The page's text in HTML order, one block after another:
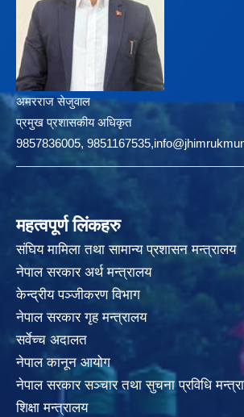
अमरराज सेजुवाल
प्रमुख प्रशासकीय अधिकृत
9857836005,
महत्वपूर्ण लिंकहरु
संघिय मामिला तथा सामान्य प्रशासन मन्त्रालय
नेपाल सरकार अर्थ मन्त्रालय
केन्द्रीय पञ्जीकरण विभाग
नेपाल सरकार गृह मन्त्रालय
सर्वेच्च अदालत
नेपाल कानून आयोग
नेपाल सरकार सञ्चार तथा सुचना प्रविधि
शिक्षा मन्त्रालय